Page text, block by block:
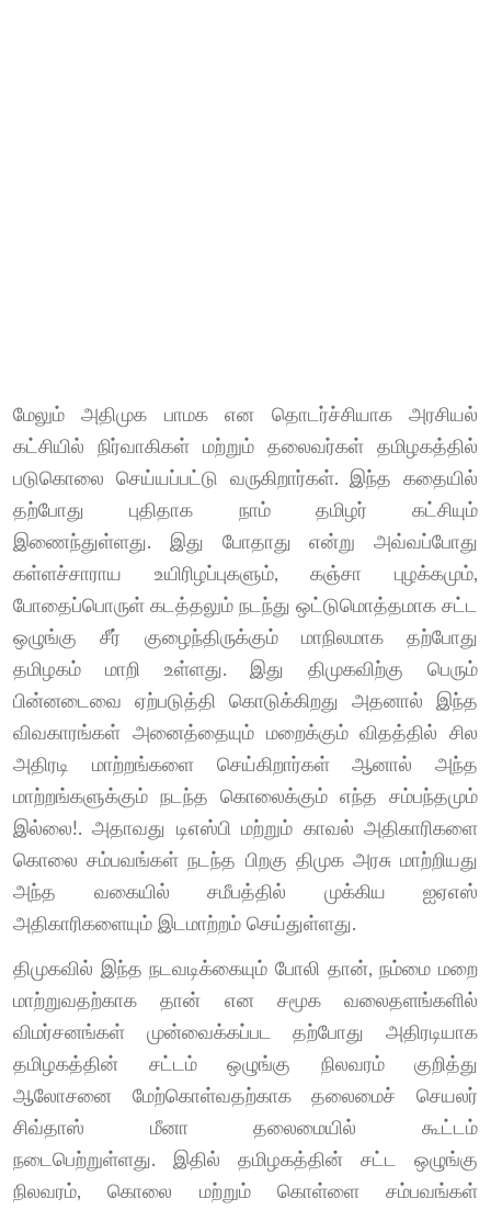
மேலும் அதிமுக பாமக என தொடர்ச்சியாக அரசியல்
கட்சியில் நிர்வாகிகள் மற்றும் தலைவர்கள் தமிழகத்தில்
படுகொலை செய்யப்பட்டு வருகிறார்கள். இந்த கதையில்
தற்போது புதிதாக நாம் தமிழர் கட்சியும்
இணைந்துள்ளது. இது போதாது என்று அவ்வப்போது
கள்ளச்சாராய உயிரிழப்புகளும், கஞ்சா புழக்கமும்,
போதைப்பொருள் கடத்தலும் நடந்து ஒட்டுமொத்தமாக சட்ட
ஒழுங்கு சீர் குழைந்திருக்கும் மாநிலமாக தற்போது
தமிழகம் மாறி உள்ளது. இது திமுகவிற்கு பெரும்
பின்னடைவை ஏற்படுத்தி கொடுக்கிறது அதனால் இந்த
விவகாரங்கள் அனைத்தையும் மறைக்கும் விதத்தில் சில
அதிரடி மாற்றங்களை செய்கிறார்கள் ஆனால் அந்த
மாற்றங்களுக்கும் நடந்த கொலைக்கும் எந்த சம்பந்தமும்
இல்லை!. அதாவது டிஎஸ்பி மற்றும் காவல் அதிகாரிகளை
கொலை சம்பவங்கள் நடந்த பிறகு திமுக அரசு மாற்றியது
அந்த வகையில் சமீபத்தில் முக்கிய ஐஏஎஸ்
அதிகாரிகளையும் இடமாற்றம் செய்துள்ளது.
திமுகவில் இந்த நடவடிக்கையும் போலி தான், நம்மை மறை
மாற்றுவதற்காக தான் என சமூக வலைதளங்களில்
விமர்சனங்கள் முன்வைக்கப்பட தற்போது அதிரடியாக
தமிழகத்தின் சட்டம் ஒழுங்கு நிலவரம் குறித்து
ஆலோசனை மேற்கொள்வதற்காக தலைமைச் செயலர்
சிவ்தாஸ் மீனா தலைமையில் கூட்டம்
நடைபெற்றுள்ளது. இதில் தமிழகத்தின் சட்ட ஒழுங்கு
நிலவரம், கொலை மற்றும் கொள்ளை சம்பவங்கள்